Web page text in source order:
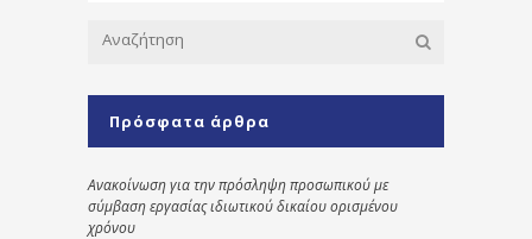
Πρόσφατα άρθρα
Ανακοίνωση για την πρόσληψη προσωπικού με
σύμβαση εργασίας ιδιωτικού δικαίου ορισμένου
χρόνου